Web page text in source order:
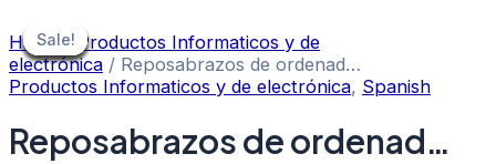
to
content
Sale!
Home/ Productos Informaticos y de
electrónica / Reposabrazos de ordenad…
Productos Informaticos y de electrónica, Spanish
Reposabrazos de ordenad…
Sale!
Sale!
Sale!
Sale!
Sale!
Sale!
Sale!
Sale!